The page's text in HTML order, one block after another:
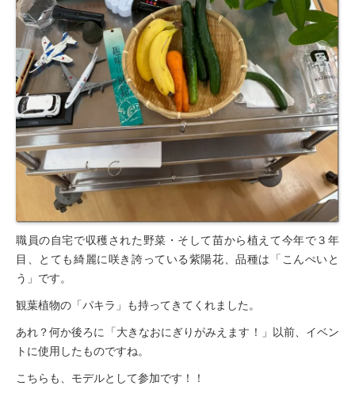
職員の自宅で収穫された野菜・そして苗から植えて今年で３年
目、とても綺麗に咲き誇っている紫陽花、品種は「こんぺいと
う」です。
観葉植物の「パキラ」も持ってきてくれました。
あれ？何か後ろに「大きなおにぎりがみえます！」以前、イベン
トに使用したものですね。
こちらも、モデルとして参加です！！